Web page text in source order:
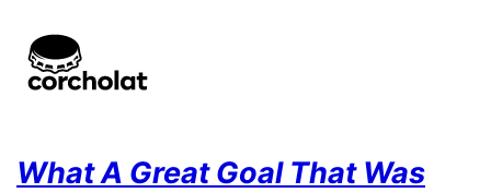
What A Great Goal That Was